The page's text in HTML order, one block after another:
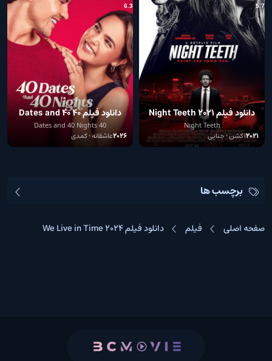
5.7
دانلود فیلم Night Teeth 2021
Night Teeth
2021اکشن • جنایی
6.3
دانلود فیلم 40 Dates and 40
Nights 2026 40 Dates and 40 Nights
2026عاشقانه • کمدی
برچسب ها
صفحه اصلی فیلم دانلود فیلم We Live in Time 2024